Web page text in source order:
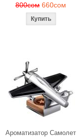
800сом 660сом
Ароматизатор Самолет